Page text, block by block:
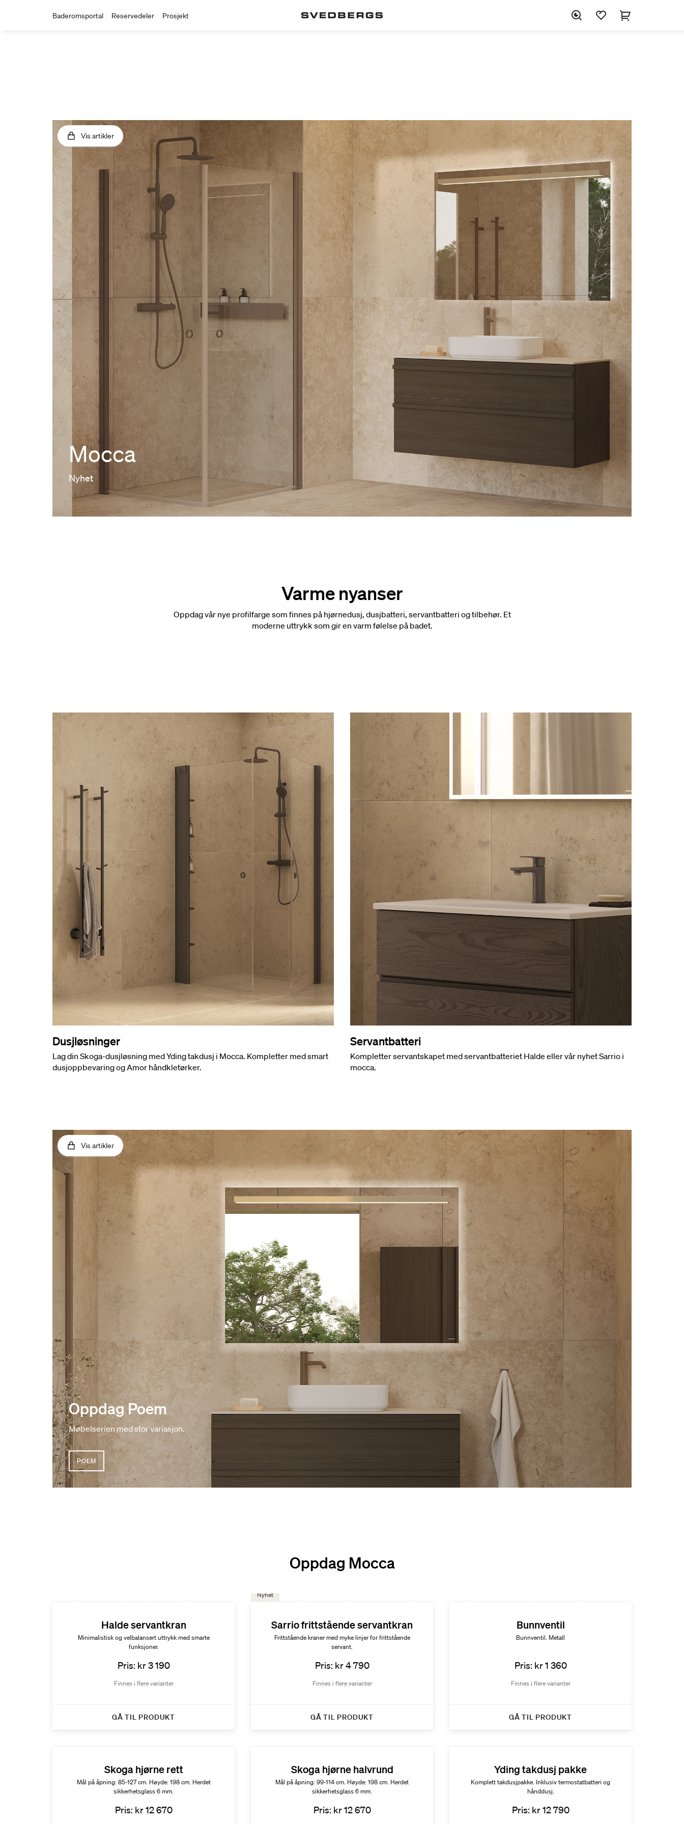
Baderomsportal Reservedeler Prosjekt
Vis artikler
Mocca
Nyhet
Varme nyanser
Oppdag vår nye profilfarge som finnes på hjørnedusj, dusjbatteri, servantbatteri og tilbehør. Et
moderne uttrykk som gir en varm følelse på badet.
Dusjløsninger
Lag din Skoga-dusjløsning med Yding takdusj i Mocca. Kompletter med smart
dusjoppbevaring og Amor håndkletørker.
Servantbatteri
Kompletter servantskapet med servantbatteriet Halde eller vår nyhet Sarrio i
mocca.
Vis artikler
Oppdag Poem
Møbelserien med stor variasjon.
POEM
Oppdag Mocca
Halde servantkran
Minimalistisk og velbalansert uttrykk med smarte
funksjoner.
Pris: kr 3 190
Finnes i flere varianter
GÅ TIL PRODUKT
Nyhet
Sarrio frittstående servantkran
Frittstående kraner med myke linjer for frittstående
servant.
Pris: kr 4 790
Finnes i flere varianter
GÅ TIL PRODUKT
Bunnventil
Bunnventil. Metall
Pris: kr 1 360
Finnes i flere varianter
GÅ TIL PRODUKT
Skoga hjørne rett
Mål på åpning: 85-127 cm. Høyde: 198 cm. Herdet
sikkerhetsglass 6 mm.
Pris: kr 12 670
Skoga hjørne halvrund
Mål på åpning: 99-114 cm. Høyde: 198 cm. Herdet
sikkerhetsglass 6 mm.
Pris: kr 12 670
Yding takdusj pakke
Komplett takdusjpakke. Inklusiv termostatbatteri og
hånddusj.
Pris: kr 12 790